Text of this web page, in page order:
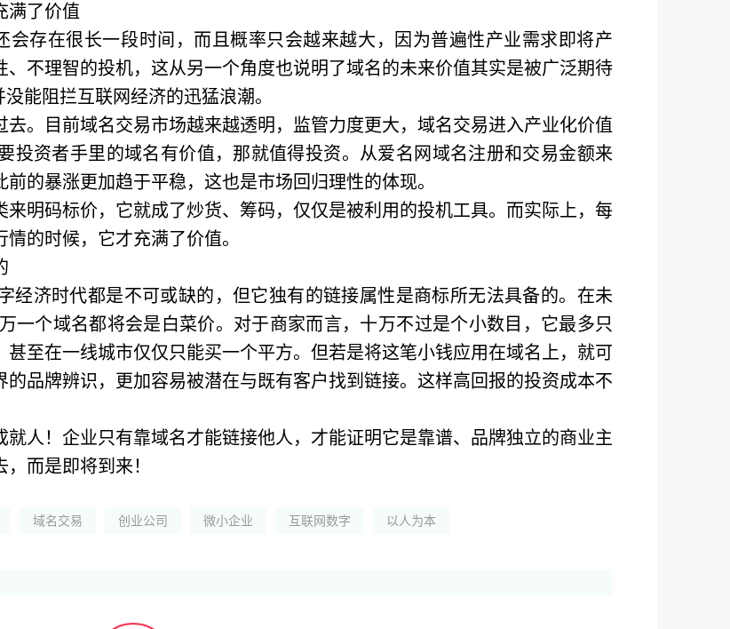
满了价值
会存在很长一段时间，而且概率只会越来越大，因为普遍性产业需求即将产
不理智的投机，这从另一个角度也说明了域名的未来价值其实是被广泛期待
能阻拦互联网经济的迅猛浪潮。
。目前域名交易市场越来越透明，监管力度更大，域名交易进入产业化价值
投资者手里的域名有价值，那就值得投资。从爱名网域名注册和交易金额来
的暴涨更加趋于平稳，这也是市场回归理性的体现。
明码标价，它就成了炒货、筹码，仅仅是被利用的投机工具。而实际上，每
的时候，它才充满了价值。
经济时代都是不可或缺的，但它独有的链接属性是商标所无法具备的。在未
一个域名都将会是白菜价。对于商家而言，十万不过是个小数目，它最多只
至在一线城市仅仅只能买一个平方。但若是将这笔小钱应用在域名上，就可
品牌辨识，更加容易被潜在与既有客户找到链接。这样高回报的投资成本不
人！企业只有靠域名才能链接他人，才能证明它是靠谱、品牌独立的商业主
而是即将到来！
域名交易 创业公司 微小企业 互联网数字 以人为本